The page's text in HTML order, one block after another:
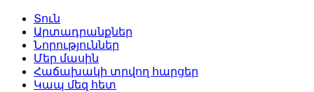
Տուն
Արտադրանքներ
Նորություններ
Մեր մասին
Հաճախակի տրվող հարցեր
Կապ մեզ հետ